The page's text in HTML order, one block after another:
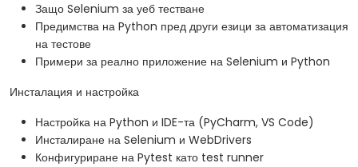
Защо Selenium за уеб тестване
Предимства на Python пред други езици за автоматизация
на тестове
Примери за реално приложение на Selenium и Python
Инсталация и настройка
Настройка на Python и IDE-та (PyCharm, VS Code)
Инсталиране на Selenium и WebDrivers
Конфигуриране на Pytest като test runner